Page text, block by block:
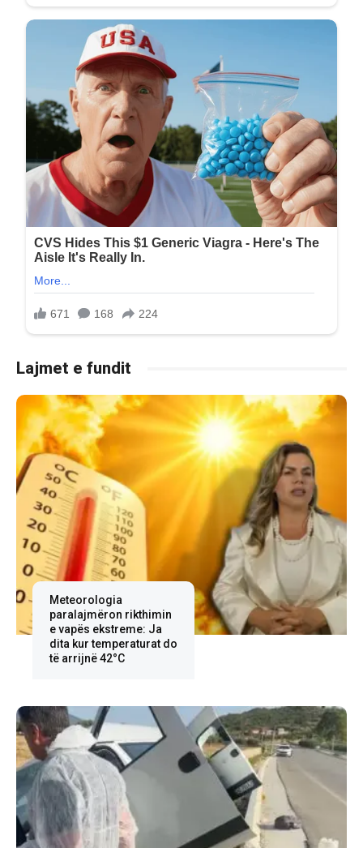
Lajmet e fundit
Meteorologia
paralajmëron rikthimin
e vapës ekstreme: Ja
dita kur temperaturat do
të arrijnë 42°C